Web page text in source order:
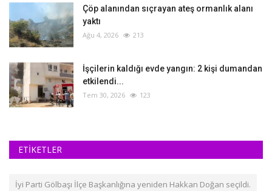
Çöp alanından sıçrayan ateş ormanlık alanı
yaktı
Ağu 4, 2026 213
İşçilerin kaldığı evde yangın: 2 kişi dumandan
etkilendi...
Tem 30, 2026 123
ETİKETLER
İyi Parti Gölbaşı İlçe Başkanlığına yeniden Hakkan Doğan seçildi.